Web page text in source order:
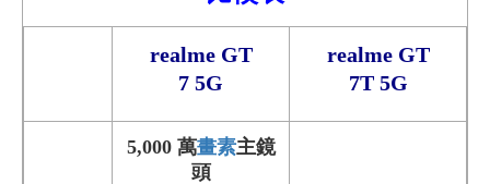
realme GT
7 5G
realme GT
7T 5G
5,000 萬畫素主鏡
頭